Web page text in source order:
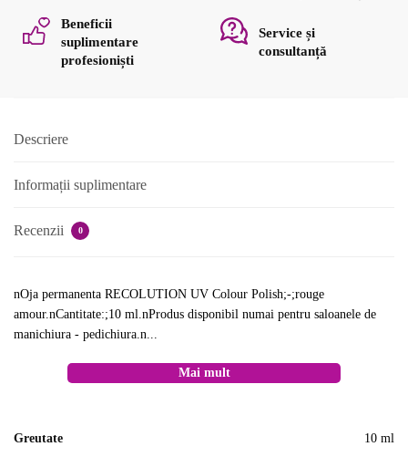
Beneficii
suplimentare
profesioniști
Service și
consultanță
Descriere
Informații suplimentare
Recenzii 0
nOja permanenta RECOLUTION UV Colour Polish;-;rouge
amour.nCantitate:;10 ml.nProdus disponibil numai pentru saloanele de
manichiura - pedichiura.n...
Mai mult
Greutate 10 ml